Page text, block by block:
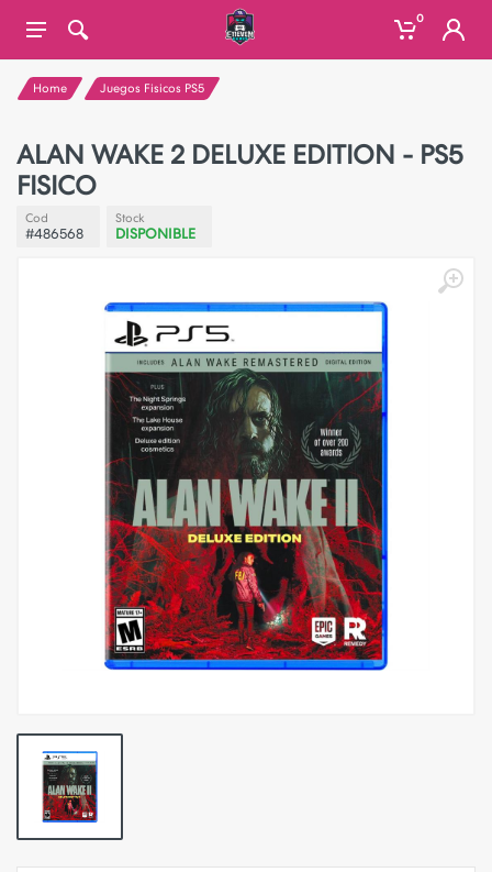
0
Home Juegos Fisicos PS5
ALAN WAKE 2 DELUXE EDITION - PS5
FISICO
Cod
#486568
Stock
DISPONIBLE